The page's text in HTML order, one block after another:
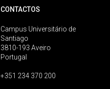
CONTACTOS
Campus Universitário de
Santiago
3810-193 Aveiro
Portugal
+351 234 370 200